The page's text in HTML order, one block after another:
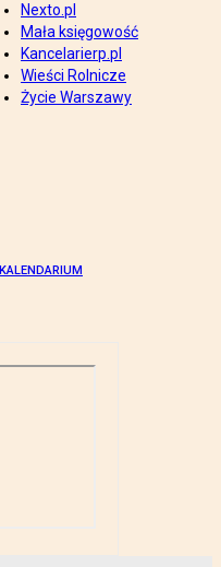
Nexto.pl
Mała księgowość
Kancelarierp.pl
Wieści Rolnicze
Życie Warszawy
KALENDARIUM